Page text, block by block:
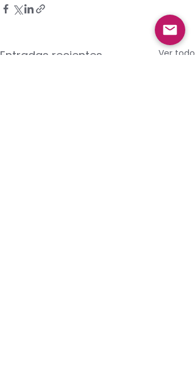
Entradas recientes Ver todo